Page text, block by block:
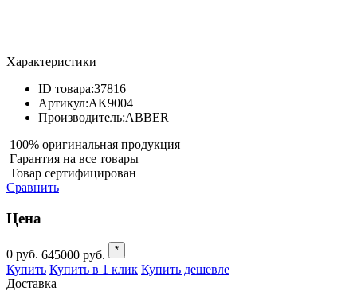
Характеристики
ID товара:37816
Артикул:AK9004
Производитель:ABBER
100% оригинальная продукция
Гарантия на все товары
Товар сертифицирован
Сравнить
Цена
0 руб. 645000 руб. *
Купить Купить в 1 клик Купить дешевле
Доставка